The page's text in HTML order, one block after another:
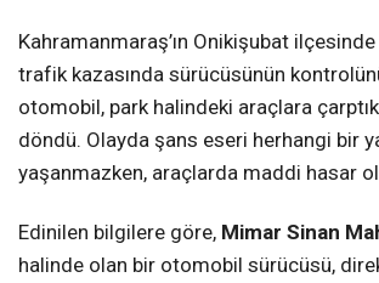
Kahramanmaraş’ın Onikişubat
trafik kazasında sürücüsünün
otomobil, park halindeki araçlara
döndü. Olayda şans eseri herhangi bir
yaşanmazken, araçlarda maddi hasar
Edinilen bilgilere göre, Mimar Sinan
halinde olan bir otomobil sürücüsü,